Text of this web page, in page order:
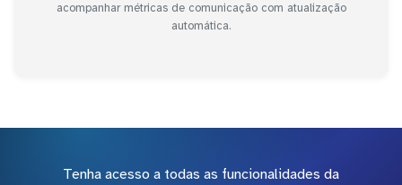
acompanhar métricas de comunicação com atualização
automática.
Tenha acesso a todas as funcionalidades da